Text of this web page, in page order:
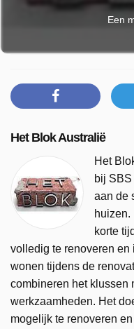
Een
Het Blok Australië
Het
bij
aan de
huizen.
korte
volledig te renoveren en
wonen tijdens de
combineren het klussen
werkzaamheden. Het
mogelijk te renoveren